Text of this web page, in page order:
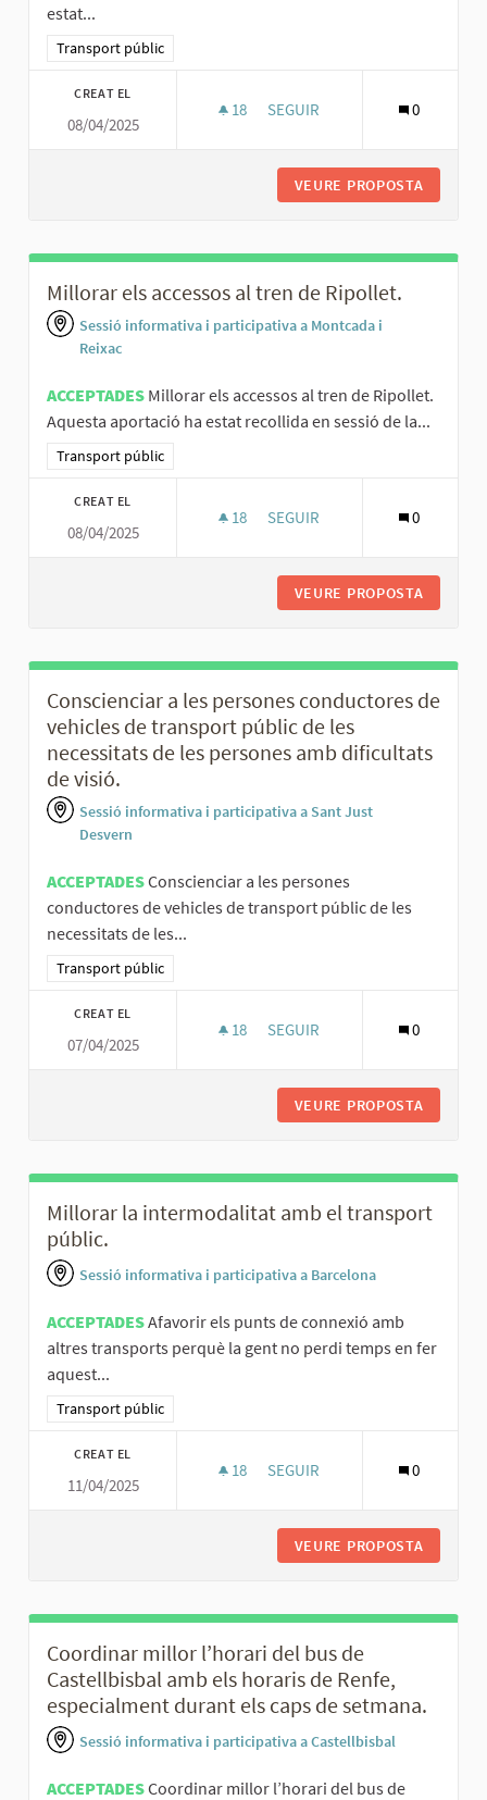
estat...
Resultats al filtrar per la categoria: Transport públic
Transport públic
CREAT EL
08/04/2025
18 18 SEGUIDORES
SEGUIR 0
VEURE PROPOSTA
Millorar els accessos al tren de Ripollet.
Sessió informativa i participativa a Montcada i
Reixac
ACCEPTADES Millorar els accessos al tren de Ripollet.
Aquesta aportació ha estat recollida en sessió de la...
Resultats al filtrar per la categoria: Transport públic
Transport públic
CREAT EL
08/04/2025
18 18 SEGUIDORES
SEGUIR 0
VEURE PROPOSTA
Conscienciar a les persones conductores de
vehicles de transport públic de les
necessitats de les persones amb dificultats
de visió.
Sessió informativa i participativa a Sant Just
Desvern
ACCEPTADESConscienciar a les persones
conductores de vehicles de transport públic de les
necessitats de les...
Resultats al filtrar per la categoria: Transport públic
Transport públic
CREAT EL
07/04/2025
18 18 SEGUIDORES
SEGUIR 0
VEURE PROPOSTA
Millorar la intermodalitat amb el transport
públic.
Sessió informativa i participativa a Barcelona
ACCEPTADESAfavorir els punts de connexió amb
altres transports perquè la gent no perdi temps en fer
aquest...
Resultats al filtrar per la categoria: Transport públic
Transport públic
CREAT EL
11/04/2025
18 18 SEGUIDORES
SEGUIR 0
VEURE PROPOSTA
Coordinar millor l’horari del bus de
Castellbisbal amb els horaris de Renfe,
especialment durant els caps de setmana.
Sessió informativa i participativa a Castellbisbal
ACCEPTADESCoordinar millor l’horari del bus de